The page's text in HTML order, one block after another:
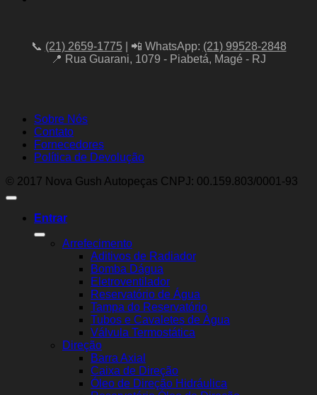
📞 (21) 2659-1775| 📲 WhatsApp: (21) 99528-2848
📍 Rua Guarani, 1079 - Piabetá, Magé - RJ
Sobre Nós
Contato
Fornecedores
Política de Devolução
© 2017 Nova Gush Autopeças CNPJ: 00.159.803/0001-93
Entrar
Arrefecimento
Aditivos de Radiador
Bomba Dágua
Eletroventilador
Reservatório de Água
Tampa do Reservatório
Tubos e Cavaletes de Água
Válvula Termostática
Direção
Barra Axial
Caixa de Direção
Óleo de Direção Hidráulica